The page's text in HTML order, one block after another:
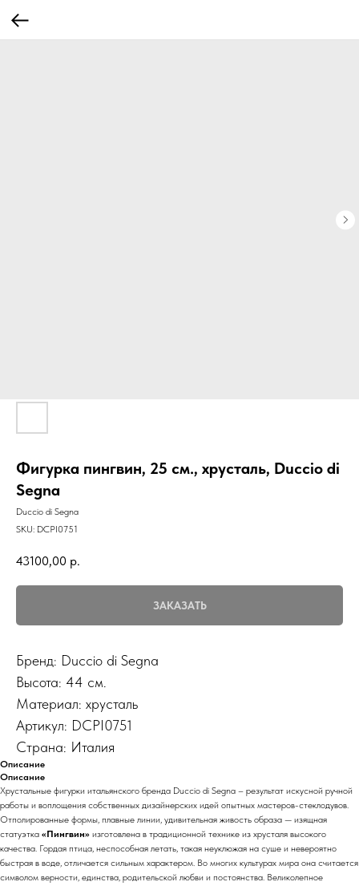
Фигурка пингвин, 25 см., хрусталь, Duccio di
Segna
Duccio di Segna
SKU: DCPI0751
43100,00 р.
ЗАКАЗАТЬ
Бренд: Duccio di Segna
Высота: 44 см.
Материал: хрусталь
Артикул: DCPI0751
Страна: Италия
Описание
Описание
Хрустальные фигурки итальянского бренда Duccio di Segna – результат искусной ручной
работы и воплощения собственных дизайнерских идей опытных мастеров-стеклодувов.
Отполированные формы, плавные линии, удивительная живость образа — изящная
статуэтка «Пингвин» изготовлена в традиционной технике из хрусталя высокого
качества. Гордая птица, неспособная летать, такая неуклюжая на суше и невероятно
быстрая в воде, отличается сильным характером. Во многих культурах мира она считается
символом верности, единства, родительской любви и постоянства. Великолепное